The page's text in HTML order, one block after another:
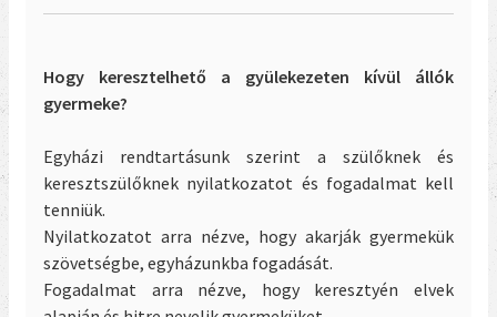
Hogy keresztelhető a gyülekezeten kívül állók
gyermeke?
Egyházi rendtartásunk szerint a szülőknek és
keresztszülőknek nyilatkozatot és fogadalmat kell
tenniük.
Nyilatkozatot arra nézve, hogy akarják gyermekük
szövetségbe, egyházunkba fogadását.
Fogadalmat arra nézve, hogy keresztyén elvek